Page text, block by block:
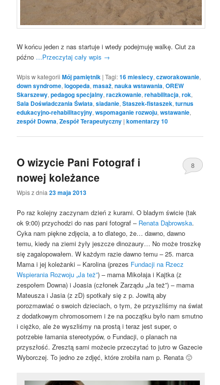
W końcu jeden z nas startuje i wtedy podejmuję walkę. Ciut za
późno …Przeczytaj cały wpis →
Wpis w kategoriiMój pamiętnik |Tagi:16 miesiecy,czworakowanie,
down syndrome,logopeda,masaż,nauka wstawania,OREW
Skarszewy,pedagog specjalny,raczkowanie,rehabilitacja,rok,
Sala Doświadczania Świata,siadanie,Staszek-fistaszek,turnus
edukacyjno-rehabilitacyjny,wspomaganie rozwoju,wstawanie,
zespół Downa,Zespół Terapeutyczny |komentarzy10
O wizycie Pani Fotograf i
nowej koleżance
Wpis z dnia23 maja 2013
8
Po raz kolejny zaczynam dzień z kurami. O bladym świcie (tak
ok 9:00) przychodzi do nas pani fotograf – Renata Dąbrowska.
Cyka nam piękne zdjęcia, a to dlatego, że… dawno, dawno
temu, kiedy na ziemi żyły jeszcze dinozaury… No może troszkę
się zagalopowałem. W każdym razie dawno temu – 25. marca
Mama i jej koleżanki – Karolina (prezes Fundacji na Rzecz
Wspierania Rozwoju „Ja też”) – mama Mikołaja i Kajtka (z
zespołem Downa) i Joasia (członek Zarządu „Ja też”) – mama
Mateusza i Jasia (z zD) spotkały się z p. Jowitą aby
porozmawiać o swoich dzieciach, o tym, że przyszliśmy na świat
z dodatkowym chromosomem i że na początku było nam smutno
i ciężko, ale że wyszliśmy na prostą i teraz jest super, o
potrzebie łamania stereotypów, o Fundacji, o planach na
przyszłość. Zresztą sami możecie przeczytać to jutro w Gazecie
Wyborczej. To jedno ze zdjęć, które zrobiła nam p. Renata 🙂